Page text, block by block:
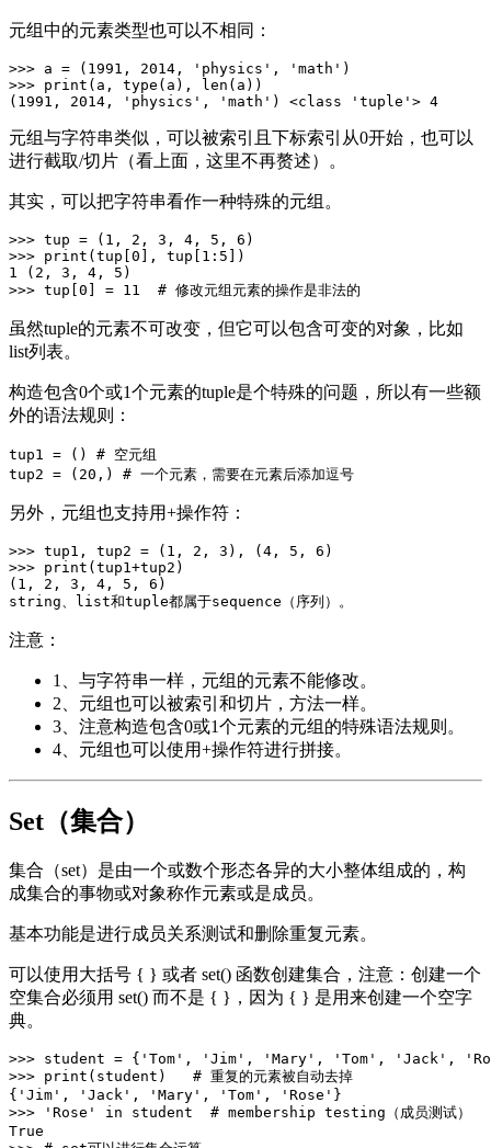
元组中的元素类型也可以不相同：
>>> a = (1991, 2014, 'physics', 'math')
>>> print(a, type(a), len(a))
元组与字符串类似，可以被索引且下标索引从0开始，也可以
进行截取/切片（看上面，这里不再赘述）。
其实，可以把字符串看作一种特殊的元组。
>>> tup = (1, 2, 3, 4, 5, 6)
>>> print(tup[0], tup[1:5])
1 (2, 3, 4, 5)
虽然tuple的元素不可改变，但它可以包含可变的对象，比如
list列表。
构造包含0个或1个元素的tuple是个特殊的问题，所以有一些额
外的语法规则：
tup1 = () # 空元组
另外，元组也支持用+操作符：
>>> tup1, tup2 = (1, 2, 3), (4, 5, 6)
>>> print(tup1+tup2)
(1, 2, 3, 4, 5, 6)
注意：
1、与字符串一样，元组的元素不能修改。
2、元组也可以被索引和切片，方法一样。
3、注意构造包含0或1个元素的元组的特殊语法规则。
4、元组也可以使用+操作符进行拼接。
Set（集合）
集合（set）是由一个或数个形态各异的大小整体组成的，构
成集合的事物或对象称作元素或是成员。
基本功能是进行成员关系测试和删除重复元素。
可以使用大括号 { } 或者 set() 函数创建集合，注意：创建一个
空集合必须用 set() 而不是 { }，因为 { } 是用来创建一个空字
典。
>>> student = {'Tom', 'Jim', 'Mary', 'Tom', 'Jack',
>>> print(student)   # 重复的元素被自动去掉
{'Jim', 'Jack', 'Mary', 'Tom', 'Rose'}
>>> 'Rose' in student  # membership testing（成员测试）
True